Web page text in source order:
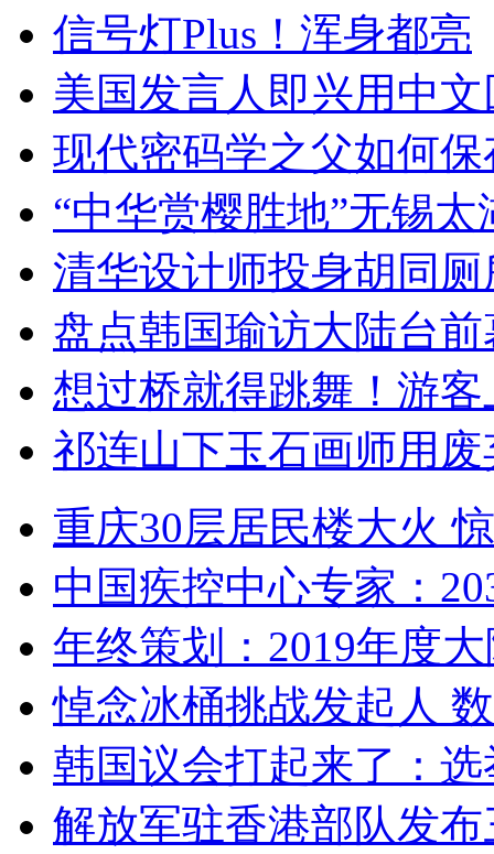
信号灯Plus！浑身都亮
美国发言人即兴用中
现代密码学之父如何
“中华赏樱胜地”无锡
清华设计师投身胡同
盘点韩国瑜访大陆台
想过桥就得跳舞！游客
祁连山下玉石画师用
重庆30层居民楼大火
中国疾控中心专家：
年终策划：2019年度
悼念冰桶挑战发起人
韩国议会打起来了：
解放军驻香港部队发